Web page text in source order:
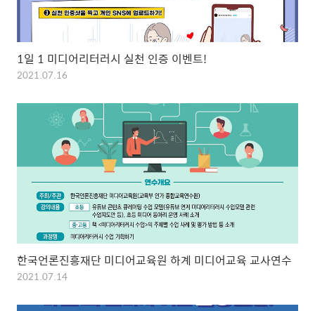
1일 1 미디어리터러시 실천 인증 이벤트!
2021.07.16
한국언론진흥재단 미디어교육원 하계 미디어교육 교사연수
2021.07.14